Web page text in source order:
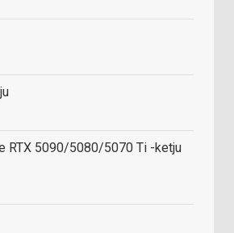
RTX 5090/5080/5070 Ti -ketju